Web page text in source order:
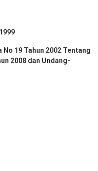
19 Tahun 2002 Tentang
2008 dan Undang-